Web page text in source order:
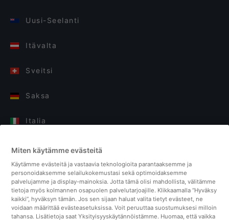
Uusi-Seelanti
Itävalta
Sveitsi
Saksa
Italia
Suomi
Yhdistyneet kuningaskunnat
Turkki
Miten käytämme evästeitä
Käytämme evästeitä ja vastaavia teknologioita parantaaksemme ja
personoidaksemme selailukokemustasi sekä optimoidaksemme
palvelujamme ja display-mainoksia. Jotta tämä olisi mahdollista, välitämme
tietoja myös kolmannen osapuolen palvelutarjoajille. Klikkaamalla “Hyväksy
kaikki”, hyväksyn tämän. Jos sen sijaan haluat valita tietyt evästeet, ne
voidaan määrittää evästeasetuksissa. Voit peruuttaa suostumuksesi milloin
tahansa. Lisätietoja saat Yksityisyyskäytännöistämme. Huomaa, että vaikka